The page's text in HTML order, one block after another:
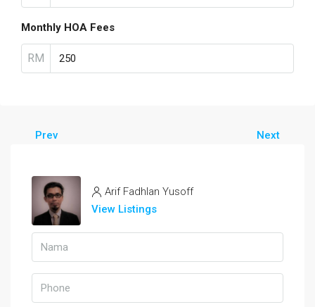
Monthly HOA Fees
RM
Prev Next
Arif Fadhlan Yusoff
View Listings